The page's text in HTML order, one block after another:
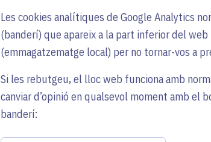
Les cookies analítiques de Google Analytics
(banderí) que apareix a la part inferior del web
(emmagatzematge local) per no tornar-vos a
Si les rebutgeu, el lloc web funciona amb
canviar d’opinió en qualsevol moment amb el
banderí: